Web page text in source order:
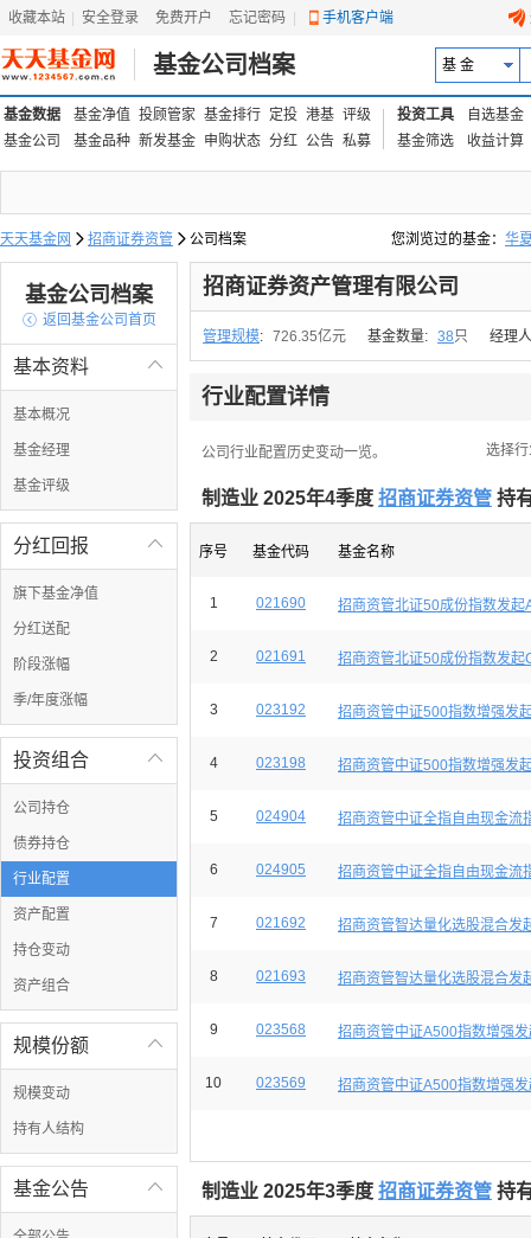
收藏本站 安全登录 免费开户 忘记密码 手机客户端
基金公司档案 基 金
基金数据 基金净值 投顾管家 基金排行 定投 港基 评级
基金公司
基金品种 新发基金 申购状态 分红 公告 私募
投资工具
自选基金
基金筛选
收益计算
天天基金网  招商证券资管  公司档案 您浏览过的基金： 华
易方达上证中盘ETF联
基金公司档案
 返回基金公司首页

基本资料
基本概况
基金经理
基金评级

分红回报
旗下基金净值
分红送配
阶段涨幅
季/年度涨幅

投资组合
公司持仓
债券持仓
行业配置
资产配置
持仓变动
资产组合

规模份额
规模变动
持有人结构

基金公告
招商证券资产管理有限公司
管理规模: 726.35亿元 基金数量: 38只 经理
行业配置详情
公司行业配置历史变动一览。 选择
制造业 2025年4季度 招商证券资管 持
序号 基金代码 基金名称
1 021690 招商资管北证50成份指数发起
2 021691 招商资管北证50成份指数发起
3 023192 招商资管中证500指数增强发
4 023198 招商资管中证500指数增强发
5 024904 招商资管中证全指自由现金流
6 024905 招商资管中证全指自由现金流
7 021692 招商资管智达量化选股混合发
8 021693 招商资管智达量化选股混合发
9 023568 招商资管中证A500指数增强
10 023569 招商资管中证A500指数增强
制造业 2025年3季度 招商证券资管 持